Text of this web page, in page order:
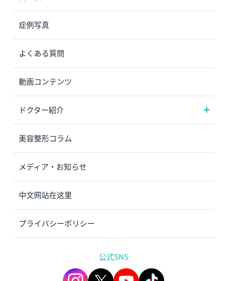
症例写真
よくある質問
動画コンテンツ
ドクター紹介
美容整形コラム
メディア・お知らせ
中文网站在这里
プライバシーポリシー
公式SNS